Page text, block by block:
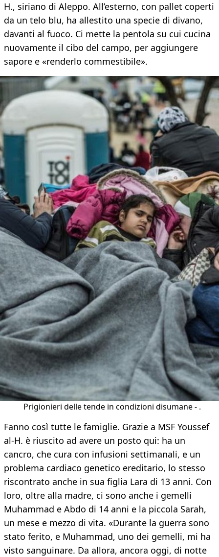
H., siriano di Aleppo. All’esterno, con pallet coperti
da un telo blu, ha allestito una specie di divano,
davanti al fuoco. Ci mette la pentola su cui cucina
nuovamente il cibo del campo, per aggiungere
sapore e «renderlo commestibile».
Prigionieri delle tende in condizioni disumane - .
Fanno così tutte le famiglie. Grazie a MSF Youssef
al-H. è riuscito ad avere un posto qui: ha un
cancro, che cura con infusioni settimanali, e un
problema cardiaco genetico ereditario, lo stesso
riscontrato anche in sua figlia Lara di 13 anni. Con
loro, oltre alla madre, ci sono anche i gemelli
Muhammad e Abdo di 14 anni e la piccola Sarah,
un mese e mezzo di vita. «Durante la guerra sono
stato ferito, e Muhammad, uno dei gemelli, mi ha
visto sanguinare. Da allora, ancora oggi, di notte